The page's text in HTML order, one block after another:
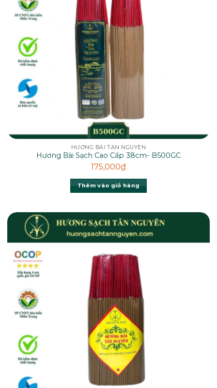
HƯƠNG BÀI TÂN NGUYÊN
Hương Bài Sạch Cao Cấp 38cm- B500GC
175,000₫
Thêm vào giỏ hàng